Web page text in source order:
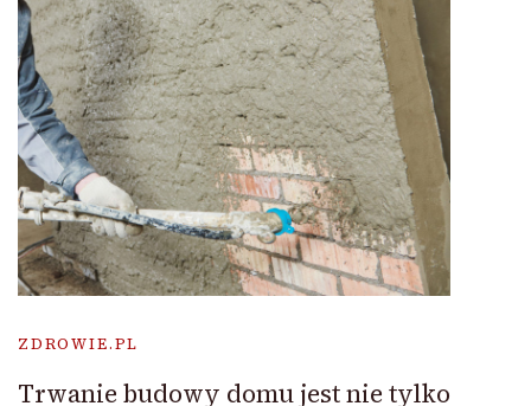
ZDROWIE.PL
Trwanie budowy domu jest nie tylko